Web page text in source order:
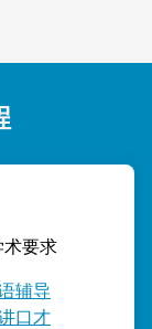
要求
辅导
口才